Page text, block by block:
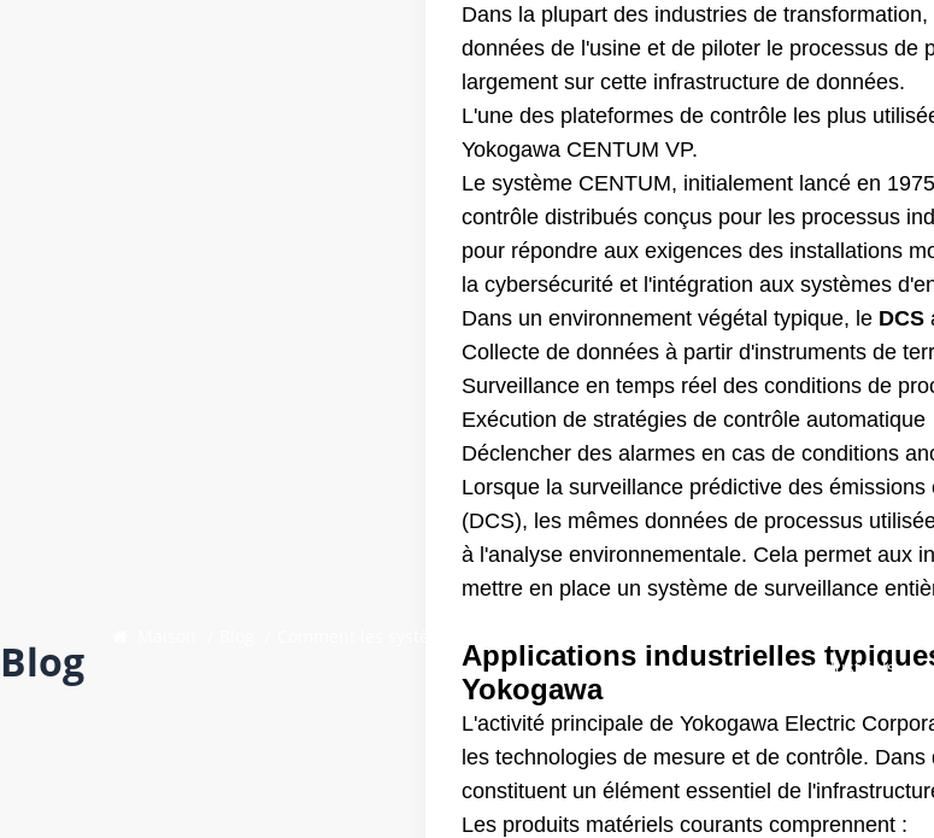
Blog
industriels
Dans la plupart des industries de
données de l'usine et de piloter le processus de
largement sur cette infrastructure de données.
L'une des plateformes de contrôle les plus
Yokogawa CENTUM VP.
Le système CENTUM, initialement lancé en
contrôle distribués conçus pour les processus
pour répondre aux exigences des installations
la cybersécurité et l'intégration aux systèmes
Dans un environnement végétal typique, le DCS
Collecte de données à partir d'instruments de
Surveillance en temps réel des conditions de
Exécution de stratégies de contrôle automatique
Déclencher des alarmes en cas de conditions
Lorsque la surveillance prédictive des
(DCS), les mêmes données de processus
à l'analyse environnementale. Cela permet aux
mettre en place un système de surveillance
Applications industrielles
Yokogawa
L'activité principale de Yokogawa Electric
les technologies de mesure et de contrôle.
constituent un élément essentiel de
Les produits matériels courants comprennent :